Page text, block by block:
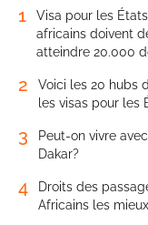
1
Visa pour les
africains doivent
atteindre 20.000
2
Voici les 20 hubs
les visas pour les
3
Peut-on vivre
Dakar?
4
Droits des
Africains les